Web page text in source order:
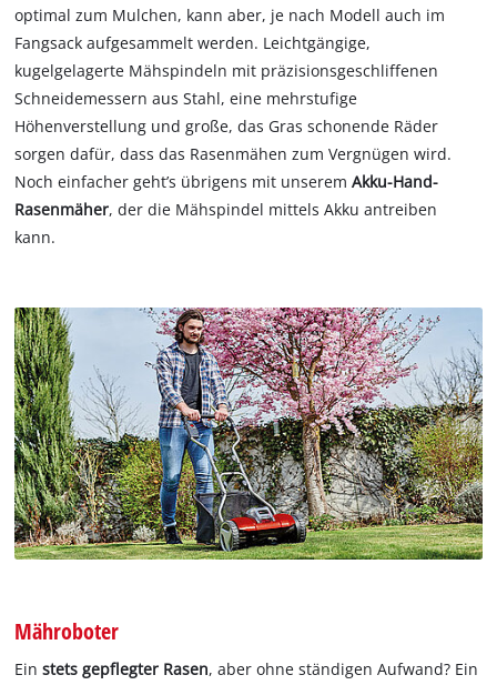
optimal zum Mulchen, kann aber, je nach Modell auch im
Fangsack aufgesammelt werden. Leichtgängige,
kugelgelagerte Mähspindeln mit präzisionsgeschliffenen
Schneidemessern aus Stahl, eine mehrstufige
Höhenverstellung und große, das Gras schonende Räder
sorgen dafür, dass das Rasenmähen zum Vergnügen wird.
Noch einfacher geht’s übrigens mit unseremAkku-Hand-
Rasenmäher, der die Mähspindel mittels Akku antreiben
kann.
Mähroboter
Einstets gepflegter Rasen, aber ohne ständigen Aufwand? Ein